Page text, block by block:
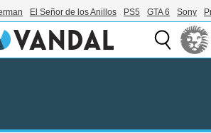
El Señor de los Anillos PS5 GTA 6 Sony